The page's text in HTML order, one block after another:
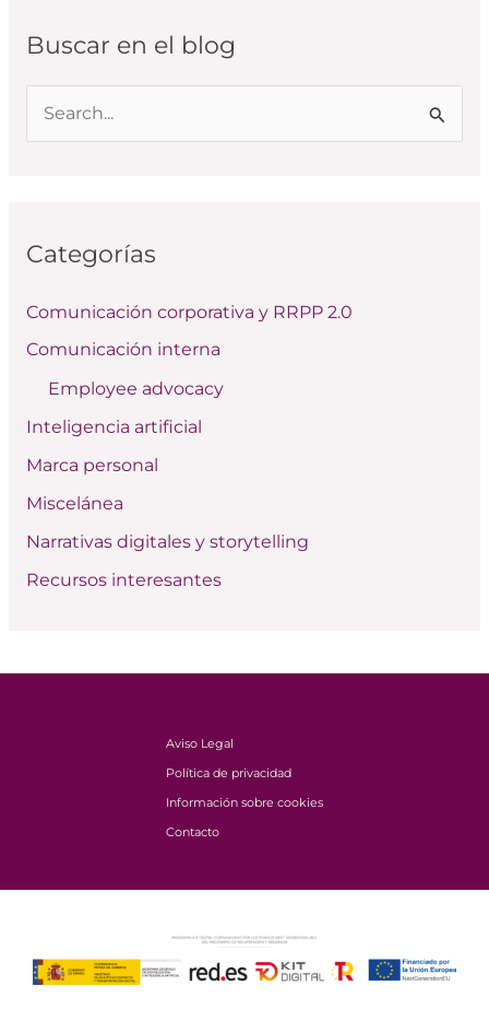
Buscar en el blog
a
p
o
:
Categorías
Comunicación corporativa y RRPP 2.0
Comunicación interna
Employee advocacy
Inteligencia artificial
Marca personal
Miscelánea
Narrativas digitales y storytelling
Recursos interesantes
Aviso Legal
Política de privacidad
Información sobre cookies
Contacto